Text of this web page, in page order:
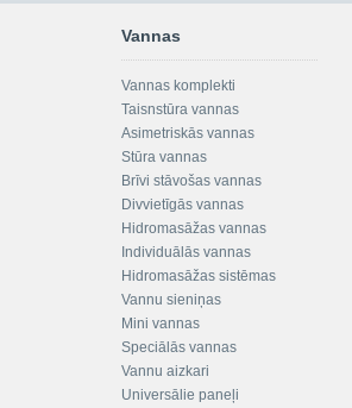
Vannas
Vannas komplekti
Taisnstūra vannas
Asimetriskās vannas
Stūra vannas
Brīvi stāvošas vannas
Divvietīgās vannas
Hidromasāžas vannas
Individuālās vannas
Hidromasāžas sistēmas
Vannu sieniņas
Mini vannas
Speciālās vannas
Vannu aizkari
Universālie paneļi